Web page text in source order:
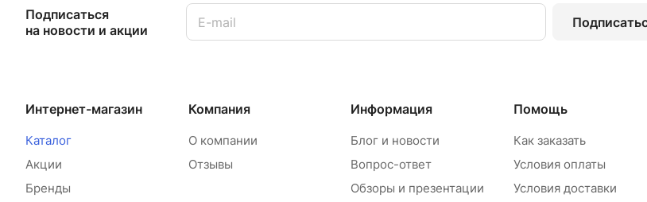
Подписаться
на новости и акции
Интернет-магазин
Каталог
Акции
Бренды
Компания
О компании
Отзывы
Информация
Блог и новости
Вопрос-ответ
Обзоры и презентации
Помощь
Как заказать
Условия оплаты
Условия доставки